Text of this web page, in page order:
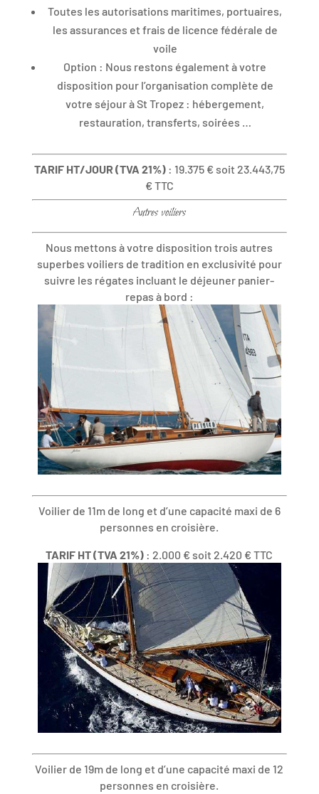
Toutes les autorisations maritimes, portuaires,
les assurances et frais de licence fédérale de
voile
Option : Nous restons également à votre
disposition pour l’organisation complète de
votre séjour à St Tropez : hébergement,
restauration, transferts, soirées …
TARIF HT/JOUR (TVA 21%): 19.375 € soit 23.443,75
€ TTC
Autres voiliers
Nous mettons à votre disposition trois autres
superbes voiliers de tradition en exclusivité pour
suivre les régates incluant le déjeuner panier-
repas à bord :
Voilier de 11m de long et d’une capacité maxi de 6
personnes en croisière.
TARIF HT (TVA 21%) : 2.000 € soit 2.420 € TTC
Voilier de 19m de long et d’une capacité maxi de 12
personnes en croisière.